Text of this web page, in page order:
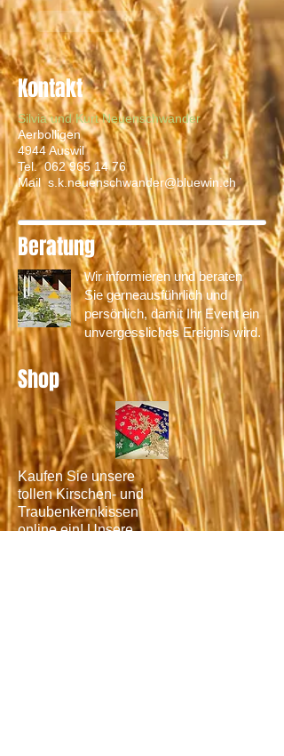
Kontakt
Silvia und Kurt Neuenschwander
Aerbolligen
4944 Auswil
Tel.062 965 14 76
Mail s.k.neuenschwander@bluewin.ch
Beratung
Wir informieren und beraten
Sie gerneausführlich und
persönlich, damit Ihr Event ein
unvergessliches Ereignis wird.
Shop
Kaufen Sie unsere
tollen Kirschen- und
Traubenkernkissen
online ein! Unsere